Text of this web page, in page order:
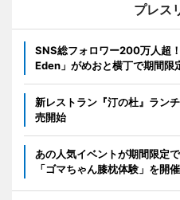
プレス
SNS総フォロワー200万人超
Eden」がめおと横丁で期間限
新レストラン『汀の杜』ラン
売開始
あの人気イベントが期間限定
「ゴマちゃん膝枕体験」を開催